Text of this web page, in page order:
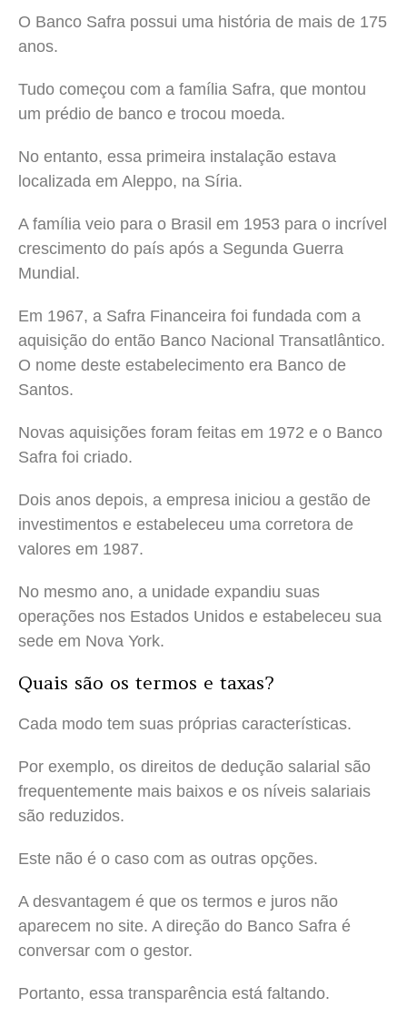
O Banco Safra possui uma história de mais de 175
anos.
Tudo começou com a família Safra, que montou
um prédio de banco e trocou moeda.
No entanto, essa primeira instalação estava
localizada em Aleppo, na Síria.
A família veio para o Brasil em 1953 para o incrível
crescimento do país após a Segunda Guerra
Mundial.
Em 1967, a Safra Financeira foi fundada com a
aquisição do então Banco Nacional Transatlântico.
O nome deste estabelecimento era Banco de
Santos.
Novas aquisições foram feitas em 1972 e o Banco
Safra foi criado.
Dois anos depois, a empresa iniciou a gestão de
investimentos e estabeleceu uma corretora de
valores em 1987.
No mesmo ano, a unidade expandiu suas
operações nos Estados Unidos e estabeleceu sua
sede em Nova York.
Quais são os termos e taxas?
Cada modo tem suas próprias características.
Por exemplo, os direitos de dedução salarial são
frequentemente mais baixos e os níveis salariais
são reduzidos.
Este não é o caso com as outras opções.
A desvantagem é que os termos e juros não
aparecem no site. A direção do Banco Safra é
conversar com o gestor.
Portanto, essa transparência está faltando.